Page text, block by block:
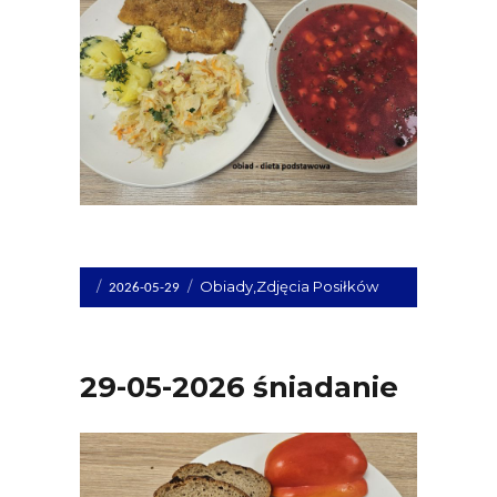
Opublikowano
dnia
2026-05-29 Kategorie
Obiady, Zdjęcia Posiłków
29-05-2026 śniadanie